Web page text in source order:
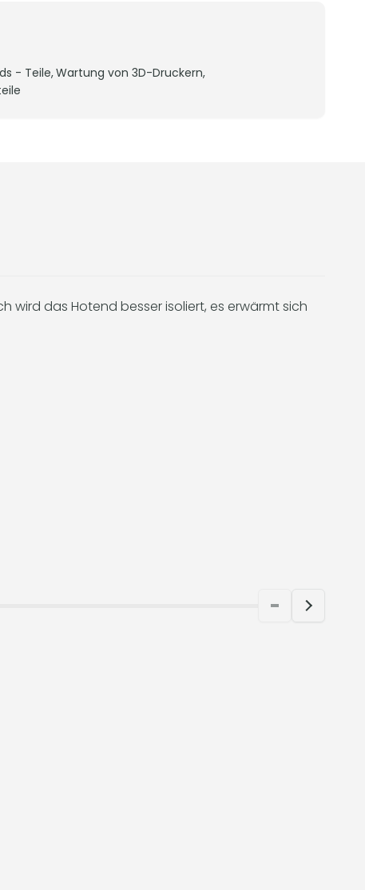
- Teile,Wartung von 3D-Druckern,
wird das Hotend besser isoliert, es erwärmt sich